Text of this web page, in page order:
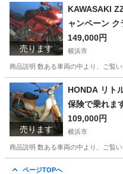
神奈川 横浜市
売ります
KAWASAKI
ャンペーン
し諸経費￥0-
149,000円
横浜市
商品説明 数ある車両の中より、ご覧
神奈川 横浜市 カワサキ
売ります
HONDA リト
保険で乗れま
渡し諸経費￥
109,000円
横浜市
商品説明 数ある車両の中より、ご覧
ページTOPへ